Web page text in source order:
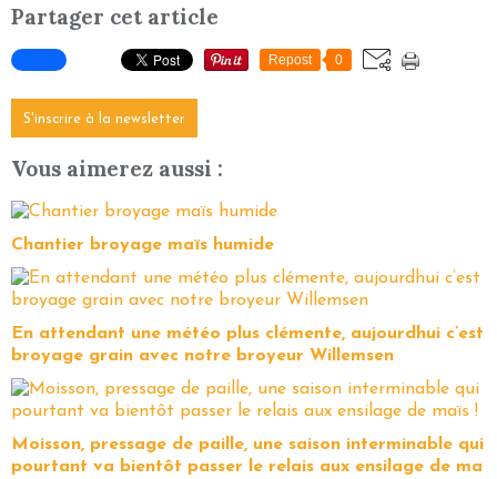
Partager cet article
Repost 0
S'inscrire à la newsletter
Vous aimerez aussi :
Chantier broyage maïs humide
En attendant une météo plus clémente, aujourdhui c’est
broyage grain avec notre broyeur Willemsen
Moisson, pressage de paille, une saison interminable qui
pourtant va bientôt passer le relais aux ensilage de ma